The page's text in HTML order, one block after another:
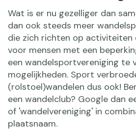
Wat is er nu gezelliger dan
dan ook steeds meer
die zich richten op activiteiten
voor mensen met een
een wandelsportvereniging te
mogelijkheden. Sport
(rolstoel)wandelen dus ook!
een wandelclub? Google dan
of 'wandelvereniging' in
plaatsnaam.